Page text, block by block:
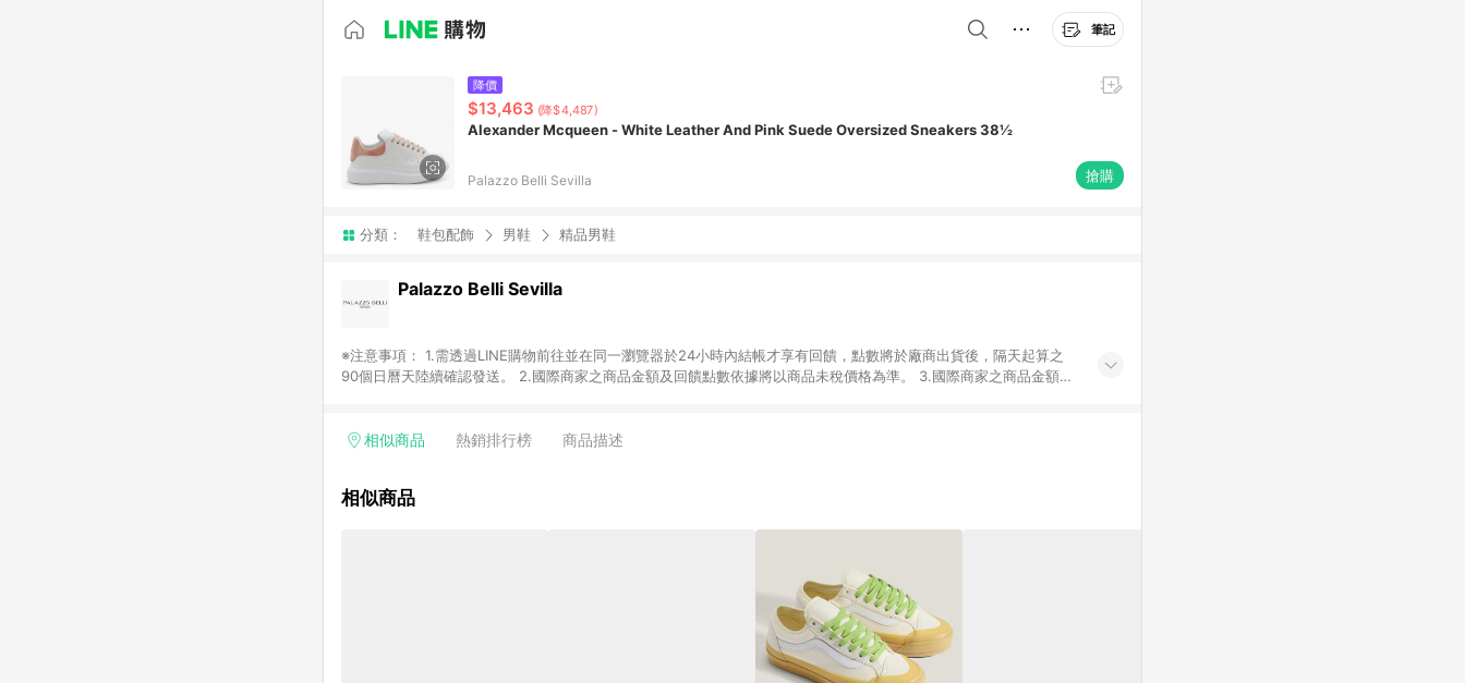
筆記
降價
$13,463 (降$4,487)
Alexander Mcqueen - White Leather And Pink Suede Oversized Sneakers 38½
Palazzo Belli Sevilla 搶購
分類： 鞋包配飾 男鞋 精品男鞋
Palazzo Belli Sevilla
※注意事項： 1.需透過LINE購物前往並在同一瀏覽器於24小時內結帳才享有回饋，點數將於廠商出貨後，隔天起算之
90個日曆天陸續確認發送。 2.國際商家之商品金額及回饋點數依據將以商品未稅價格為準。 3.國際商家之商品金額可
相似商品 熱銷排行榜 商品描述
相似商品